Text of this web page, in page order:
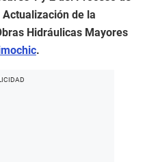
de la
Hidráulicas Mayores
.